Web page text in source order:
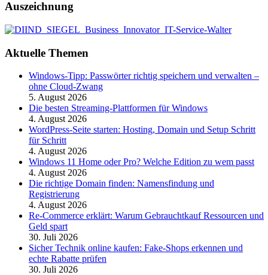
Auszeichnung
Aktuelle Themen
Windows-Tipp: Passwörter richtig speichern und verwalten –
ohne Cloud-Zwang
5. August 2026
Die besten Streaming-Plattformen für Windows
4. August 2026
WordPress-Seite starten: Hosting, Domain und Setup Schritt
für Schritt
4. August 2026
Windows 11 Home oder Pro? Welche Edition zu wem passt
4. August 2026
Die richtige Domain finden: Namensfindung und
Registrierung
4. August 2026
Re-Commerce erklärt: Warum Gebrauchtkauf Ressourcen und
Geld spart
30. Juli 2026
Sicher Technik online kaufen: Fake-Shops erkennen und
echte Rabatte prüfen
30. Juli 2026